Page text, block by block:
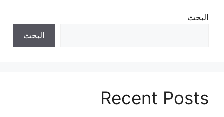
البحث
البحث
Recent Posts